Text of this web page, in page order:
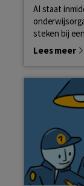
AI staat
steken bij
Lees meer